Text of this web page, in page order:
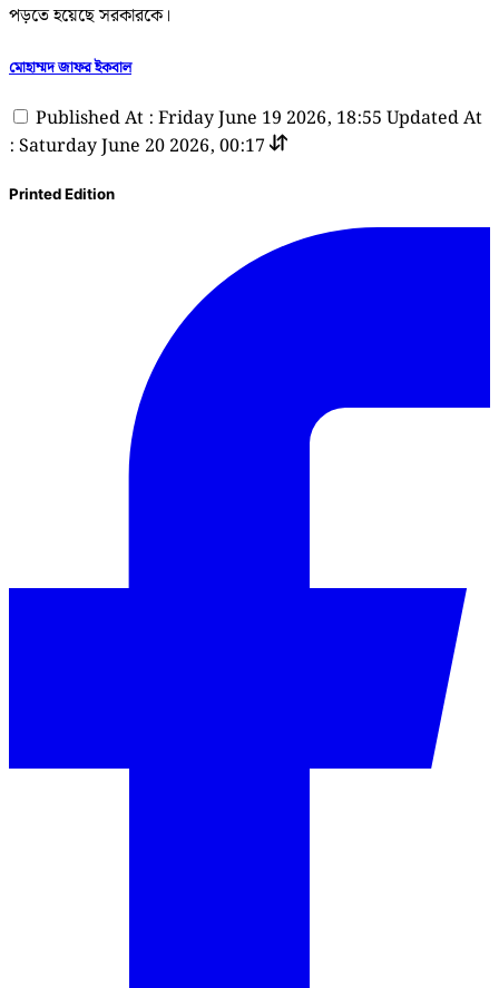
পড়তে হয়েছে সরকারকে।
মোহাম্মদ জাফর ইকবাল
Published At : Friday June 19 2026, 18:55 Updated At
: Saturday June 20 2026, 00:17
Printed Edition